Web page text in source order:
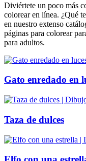
Diviértete un poco más
colorear en línea. ¿Qué
en nuestro extenso
páginas para colorear
para adultos.
Gato enredado en
Taza de dulces